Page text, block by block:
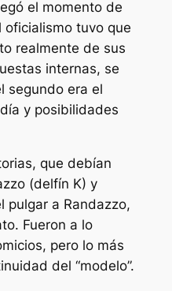
el momento de
tuvo que
realmente de sus
internas, se
segundo era el
y posibilidades
que debían
(delfín K) y
pulgar a Randazzo,
Fueron a lo
pero lo más
del “modelo”.